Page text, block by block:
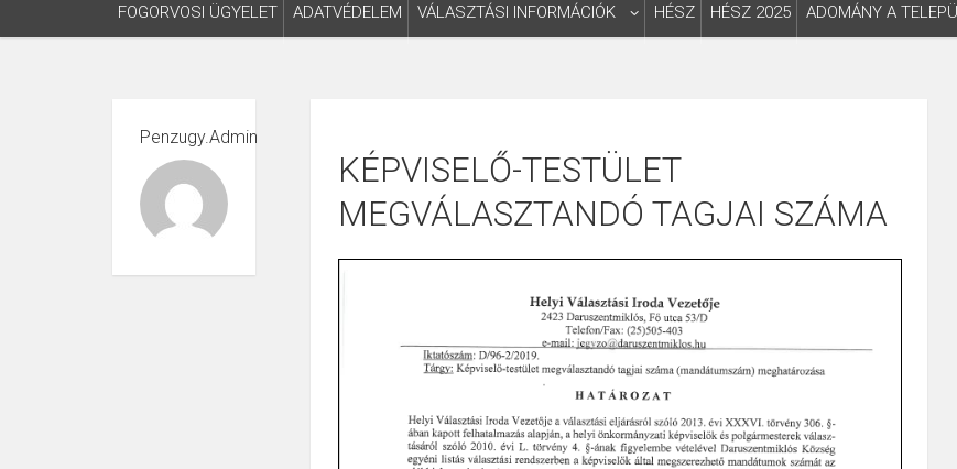
FOGORVOSI ÜGYELET ADATVÉDELEM VÁLASZTÁSI INFORMÁCIÓK HÉSZ HÉSZ 2025 ADOMÁNY A
Penzugy.admin
KÉPVISELŐ-TESTÜLET
MEGVÁLASZTANDÓ TAGJAI SZÁMA